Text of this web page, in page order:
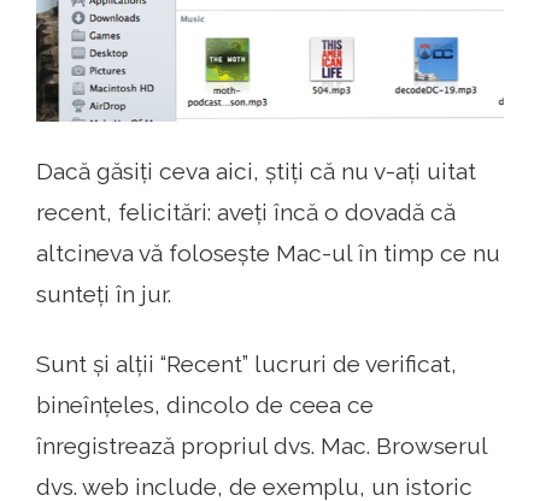
Dacă găsiți ceva aici, știți că nu v-ați uitat
recent, felicitări: aveți încă o dovadă că
altcineva vă folosește Mac-ul în timp ce nu
sunteți în jur.
Sunt și alții “Recent” lucruri de verificat,
bineînțeles, dincolo de ceea ce
înregistrează propriul dvs. Mac. Browserul
dvs. web include, de exemplu, un istoric